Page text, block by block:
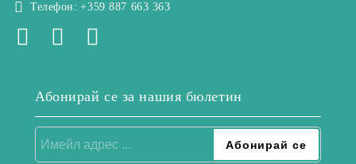
Телефон: +359 887 663 363
Абонирай се за нашия бюлетин